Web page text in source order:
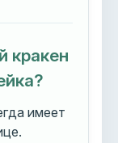
кракен
имеет